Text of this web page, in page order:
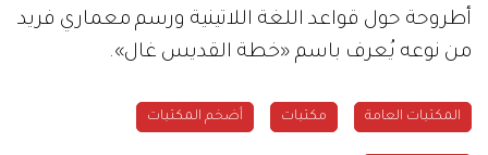
أطروحة حول قواعد اللغة اللاتينية ورسم معماري فريد
من نوعه يُعرف باسم «خطة القديس غال».
المكتبات العامة مكتبات أضخم المكتبات